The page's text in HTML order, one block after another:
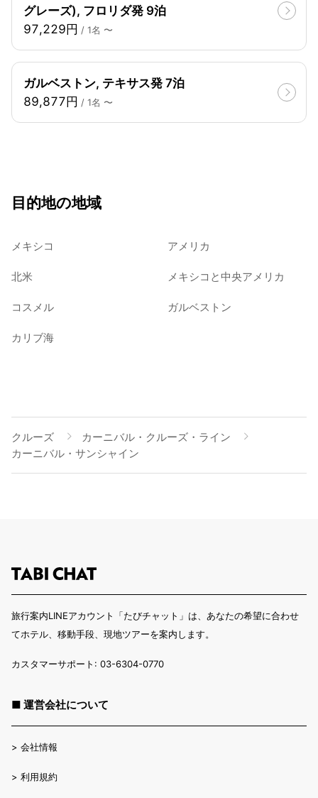
グレーズ), フロリダ発 9泊
97,229円 / 1名 〜
ガルベストン, テキサス発 7泊
89,877円 / 1名 〜
目的地の地域
メキシコ アメリカ
北米 メキシコと中央アメリカ
コスメル ガルベストン
カリブ海
クルーズ
カーニバル・クルーズ・ライン
カーニバル・サンシャイン
旅行案内LINEアカウント「たびチャット」は、あなたの希望に合わせ
てホテル、移動手段、現地ツアーを案内します。
カスタマーサポート: 03-6304-0770
■ 運営会社について
> 会社情報
> 利用規約